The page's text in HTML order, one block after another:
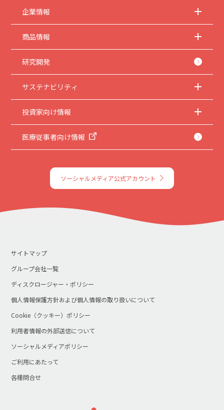
企業情報
商品情報
研究開発
サステナビリティ
投資家向け情報
医療従事者向け情報
ソーシャルメディア公式アカウント
サイトマップ
グループ会社一覧
ディスクロージャー・ポリシー
個人情報保護方針および個人情報の取り扱いについて
Cookie（クッキー）ポリシー
利用者情報の外部送信について
ソーシャルメディアポリシー
ご利用にあたって
各種問合せ